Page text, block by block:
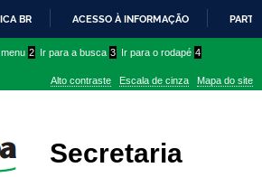
PARA
CONTEÚDO
BR ACESSO À INFORMAÇÃO
2 Ir para a busca 3 Ir para o rodapé 4
Alto contraste Escala de cinza Mapa do site
Secretaria